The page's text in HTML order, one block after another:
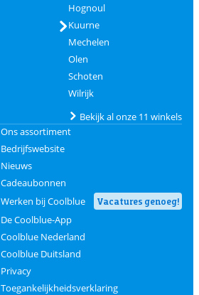
Hognoul
Kuurne
Mechelen
Olen
Schoten
Wilrijk
Bekijk al onze 11 winkels
Ons assortiment
Bedrijfswebsite
Nieuws
Cadeaubonnen
Werken bij Coolblue
Vacatures genoeg!
De Coolblue-App
Coolblue Nederland
Coolblue Duitsland
Privacy
Toegankelijkheidsverklaring